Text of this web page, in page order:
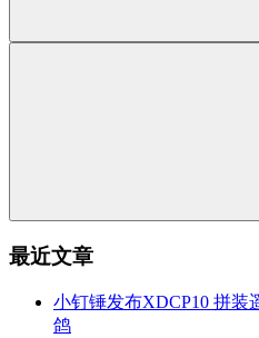
最近文章
小钉锤发布XDCP10 拼装
鸽